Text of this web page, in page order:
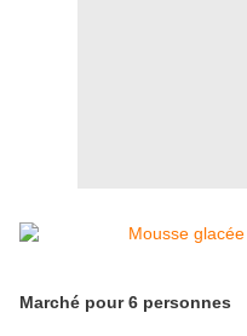
Marché pour 6 personnes